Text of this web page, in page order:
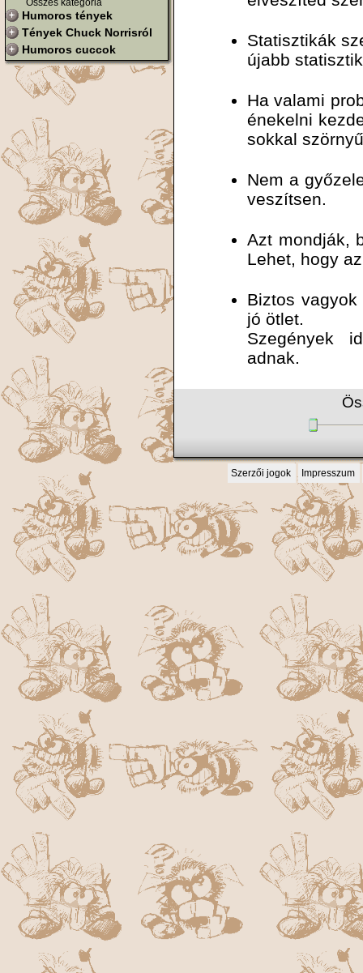
Összes kategória
Humoros tények
Tények Chuck Norrisról
Humoros cuccok
Statisztikák
újabb
Ha valami
énekelni
sokkal
Nem a
veszítsen.
Azt mondják,
Lehet, hogy
Biztos
jó ötlet.
Szegények
adnak.
Szerzői jogok Impresszum